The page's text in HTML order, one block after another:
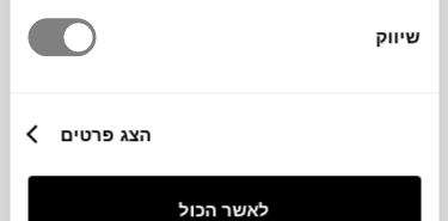
שיווק
הצג פרטים
לאשר הכול
ללא כותרת|מתוך 'תל'